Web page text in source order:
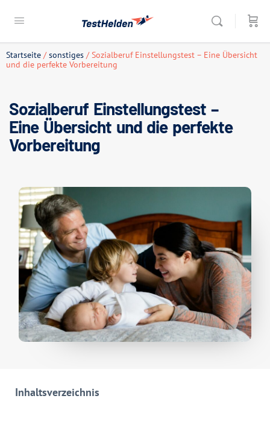
Startseite /sonstiges / Sozialberuf Einstellungstest – Eine Übersicht
und die perfekte Vorbereitung
Sozialberuf Einstellungstest –
Eine Übersicht und die perfekte
Vorbereitung
Inhaltsverzeichnis